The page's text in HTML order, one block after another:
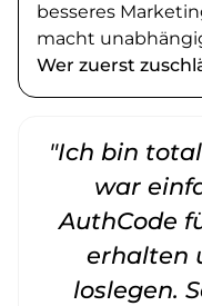
besseres
macht
Wer zuerst
"Ich bin
war
AuthCode
erhalten
loslegen.